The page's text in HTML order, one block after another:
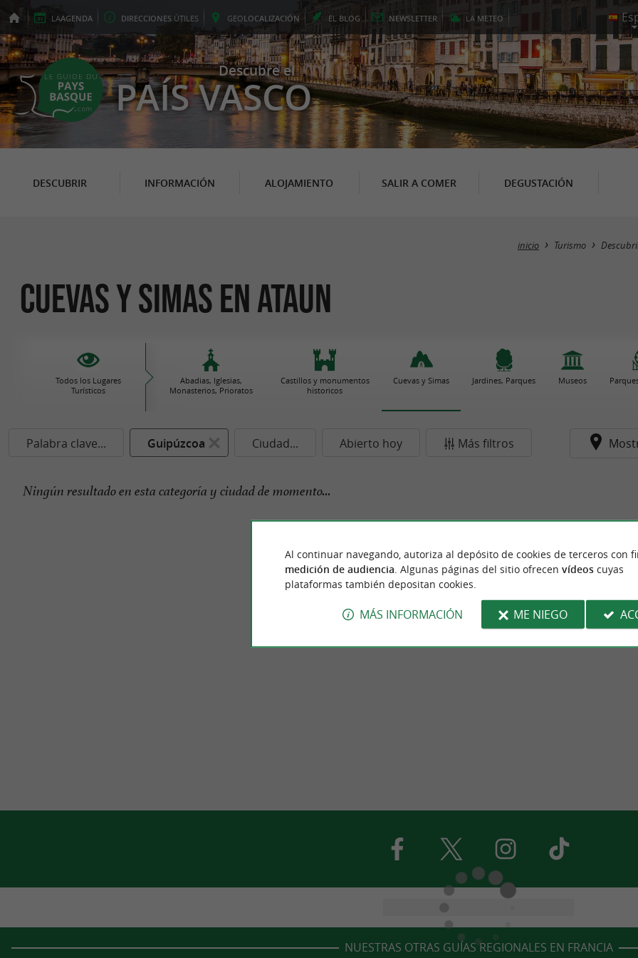
LAAGENDA DIRECCIONES ÚTILES GEOLOCALIZACIÓN EL BLOG NEWSLETTER LA METEO
Descubre el
PAÍS VASCO
DESCUBRIR INFORMACIÓN ALOJAMIENTO SALIR A COMER DEGUSTACIÓN
inicio Turismo
Cuevas y Simas en Ataun
Todos los Lugares
Turísticos
Abadias, Iglesias,
Monasterios, Prioratos
Castillos y monumentos
historicos
Cuevas y Simas Jardines, Parques Museos
Palabra clave... Guipúzcoa Ciudad... Abierto hoy Más filtros
Ningún resultado en esta categoría y ciudad de momento...
NUESTRAS OTRAS GUÍAS REGIONALES EN FRANCIA
Al continuar navegando, autoriza al depósito de cookies de terceros con
medición de audiencia . Algunas páginas del sitio ofrecen vídeoscuyas
plataformas también depositan cookies.
MÁS INFORMACIÓN ME NIEGO